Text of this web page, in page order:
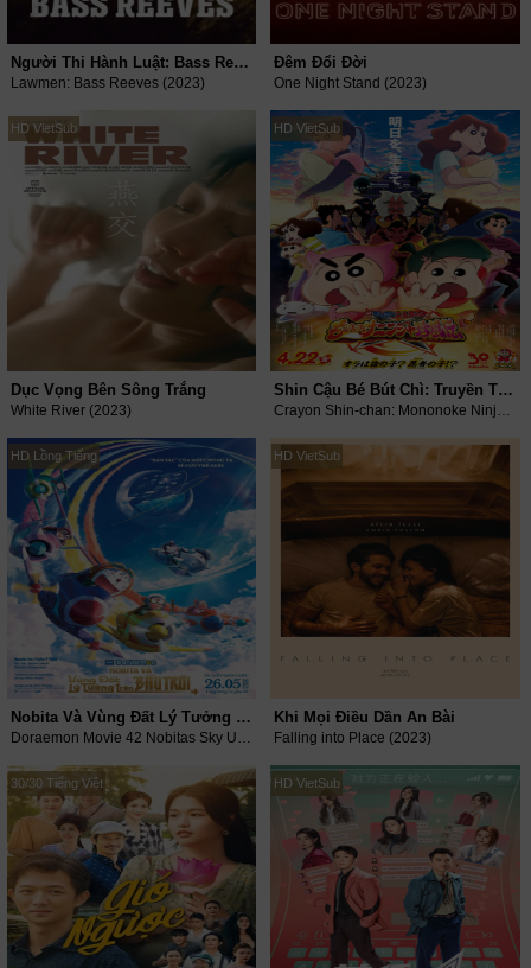
Người Thi Hành Luật: Bass Reeves
Lawmen: Bass Reeves (2023)
Đêm Đổi Đời
One Night Stand (2023)
HD VietSub
Dục Vọng Bên Sông Trắng
White River (2023)
HD VietSub
Shin Cậu Bé Bút Chì: Truyền Thuyết Nhẫn Thuật Ninja
Crayon Shin-chan: Mononoke Ninja Chinpuden (2023)
HD Lồng Tiếng
Nobita Và Vùng Đất Lý Tưởng Trên Bầu Trời
Doraemon Movie 42 Nobitas Sky Utopia (2023)
HD VietSub
Khi Mọi Điều Dần An Bài
Falling into Place (2023)
30/30 Tiếng Việt HD VietSub